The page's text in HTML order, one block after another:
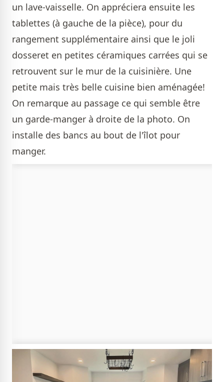
un lave-vaisselle. On appréciera ensuite les
tablettes (à gauche de la pièce), pour du
rangement supplémentaire ainsi que le joli
dosseret en petites céramiques carrées qui se
retrouvent sur le mur de la cuisinière. Une
petite mais très belle cuisine bien aménagée!
On remarque au passage ce qui semble être
un garde-manger à droite de la photo. On
installe des bancs au bout de l'îlot pour
manger.